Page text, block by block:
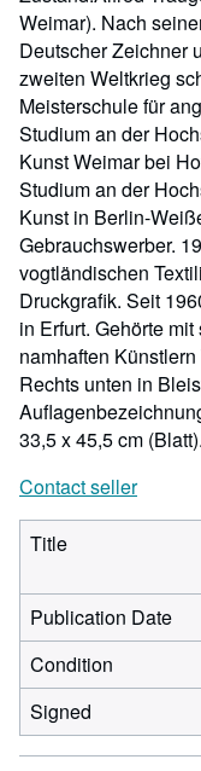
Weimar). Nach
Deutscher Zeichner
zweiten Weltkrieg
Meisterschule für
Studium an der
Kunst Weimar bei
Studium an der
Kunst in Berlin-
Gebrauchswerber.
vogtländischen
Druckgrafik. Seit
in Erfurt. Gehörte
namhaften
Rechts unten in
33,5 x 45,5 cm (Blatt).
Contact seller
Title
Publication Date
Condition
Signed